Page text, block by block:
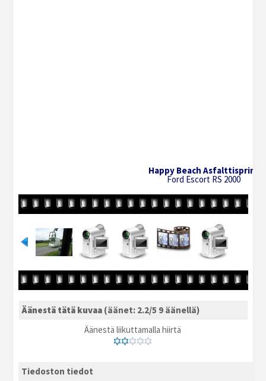
Happy Beach Asfalttisprint
Ford Escort RS 2000
Äänestä tätä kuvaa (äänet: 2.2/5 9 äänellä)
Äänestä liikuttamalla hiirtä
Tiedoston tiedot